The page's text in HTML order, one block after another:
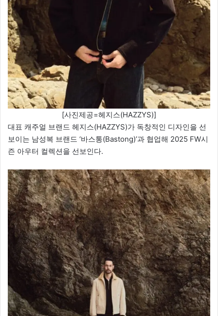
[사진제공=헤지스(HAZZYS)]
대표 캐주얼 브랜드 헤지스(HAZZYS)가 독창적인 디자인을 선
보이는 남성복 브랜드 ‘바스통(Bastong)’과 협업해 2025 FW시
즌 아우터 컬렉션을 선보인다.